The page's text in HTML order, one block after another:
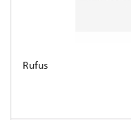
Rufus